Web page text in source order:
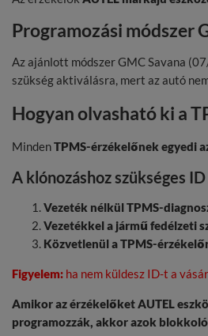
Programozási módszer
Az ajánlott módszer GMC Savana
szükség aktiválásra, mert az autó
Hogyan olvasható ki a
MindenTPMS-érzékelőnek egyedi
A klónozáshoz szükséges
Vezeték nélkül TPMS-
Vezetékkel a jármű fedélzeti
Közvetlenül a TPMS-
Figyelem: ha nem küldesz ID-t a
Amikor az érzékelőket AUTEL
programozzák, akkor azok